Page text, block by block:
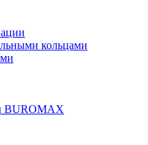
кольцами
BUROMAX